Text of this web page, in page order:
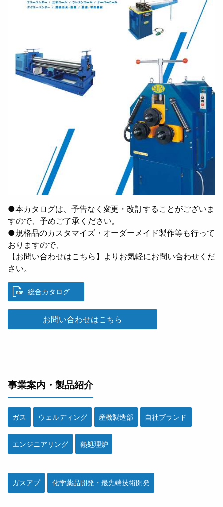
●本カタログは、予告なく変更・改訂することがございま
すので、予めご了承ください。
●規格品のカスタマイズ・オーダーメイド製作等も行って
おりますので、
【お問い合わせはこちら】よりお気軽にお問い合わせくだ
さい。
総合カタログ
お問い合わせはこちら
事業案内・製品紹介
ガス ウェルディング 産機製造部 自社ブランド
エンジニアリング 熱処理炉
ガスアプ 化学薬品開発・最先端技術開発